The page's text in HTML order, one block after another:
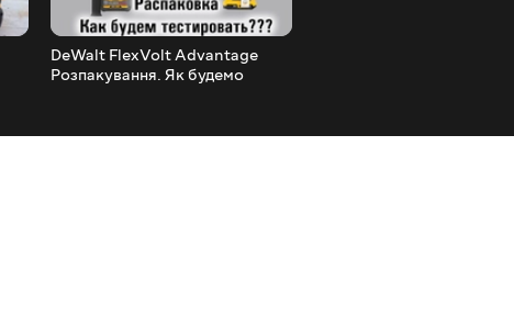
DeWalt FlexVolt Advantage
Розпакування. Як будемо